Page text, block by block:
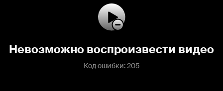
Невозможно воспроизвести видео
Код ошибки: 205